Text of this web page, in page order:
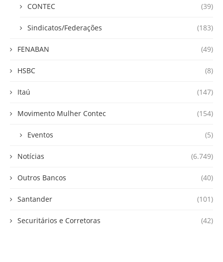
CONTEC (39)
Sindicatos/Federações (183)
FENABAN (49)
HSBC (8)
Itaú (147)
Movimento Mulher Contec (154)
Eventos (5)
Notícias (6.749)
Outros Bancos (40)
Santander (101)
Securitários e Corretoras (42)